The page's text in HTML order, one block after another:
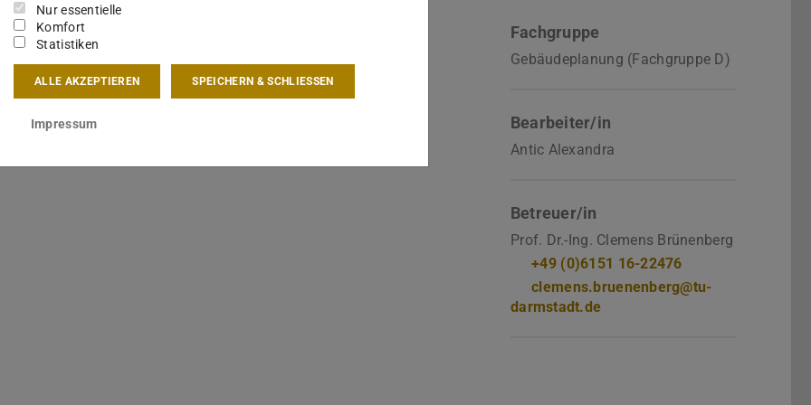
Fachgruppe
Gebäudeplanung (Fachgruppe D)
Bearbeiter/in
Antic Alexandra
Betreuer/in
Prof. Dr.-Ing. Clemens Brünenberg
+49 (0)6151 16-22476
clemens.bruenenberg@tu-
darmstadt.de
Nur essentielle
Komfort
Statistiken
ALLE AKZEPTIEREN SPEICHERN & SCHLIESSEN
Impressum